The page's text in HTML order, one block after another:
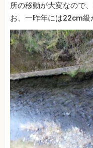
所の移動が大変なので
お、一昨年には22cm級